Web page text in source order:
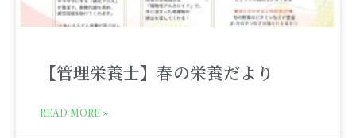
【管理栄養士】春の栄養だより
READ MORE »